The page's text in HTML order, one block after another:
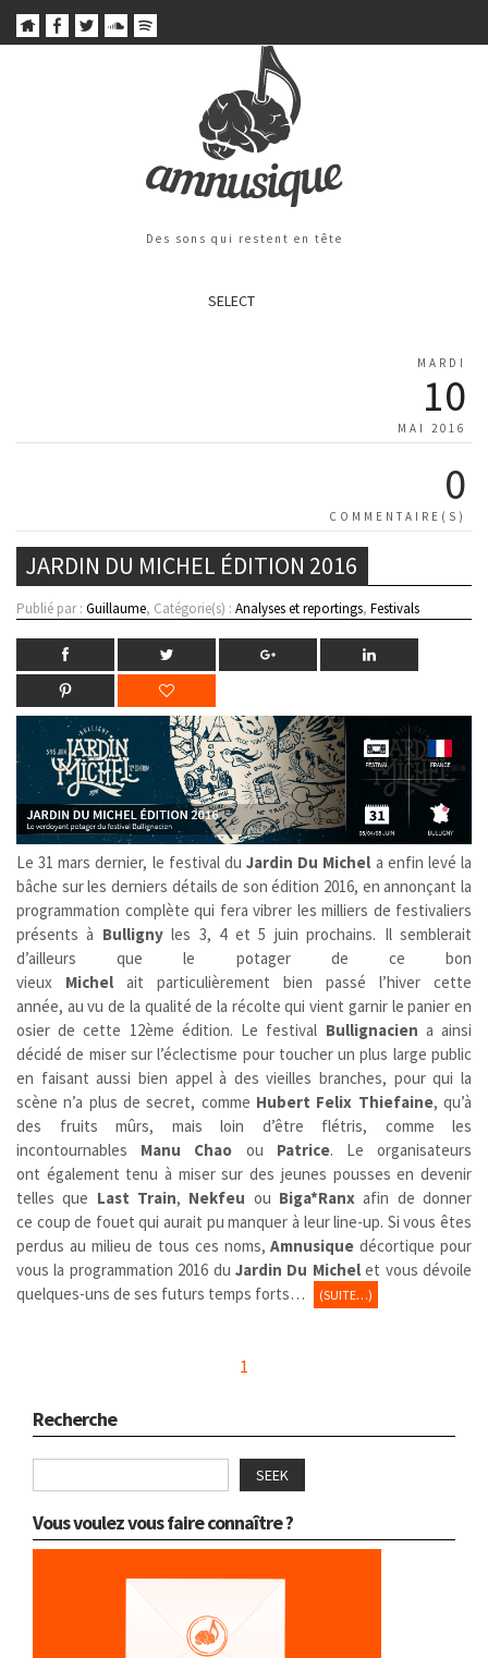
Des sons qui restent en tête
SELECT
MARDI
10
MAI 2016
0
COMMENTAIRE(S)
JARDIN DU MICHEL ÉDITION 2016
Publié par : Guillaume, Catégorie(s) : Analyses et reportings, Festivals
Le 31 mars dernier, le festival duJardin Du Michel a enfin levé la
bâche sur les derniers détails de son édition 2016, en annonçant la
programmation complète qui fera vibrer les milliers de festivaliers
présents à Bullignyles 3, 4 et 5 juin prochains. Il semblerait
d’ailleurs que le potager de ce bon
vieux Michel ait particulièrement bien passé l’hiver cette
année, au vu de la qualité de la récolte qui vient garnir le panier en
osier de cette 12ème édition. Le festival Bullignacien a ainsi
décidé de miser sur l’éclectisme pour toucher un plus large public
en faisant aussi bien appel à des vieilles branches, pour qui la
scène n’a plus de secret, comme Hubert Felix Thiefaine, qu’à
des fruits mûrs, mais loin d’être flétris, comme les
incontournables Manu Chao ou Patrice. Le organisateurs
ont également tenu à miser sur des jeunes pousses en devenir
telles que Last Train, Nekfeu ou Biga*Ranx afin de donner
ce coup de fouet qui aurait pu manquer à leur line-up. Si vous êtes
perdus au milieu de tous ces noms,Amnusique décortique pour
vous la programmation 2016 du Jardin Du Michelet vous dévoile
quelques-uns de ses futurs temps forts…
(SUITE…)
1
Recherche
SEEK
Vous voulez vous faire connaître ?